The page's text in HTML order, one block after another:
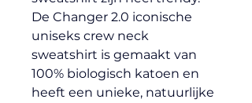
De Changer 2.0 iconische
uniseks crew neck
sweatshirt is gemaakt van
100% biologisch katoen en
heeft een unieke, natuurlijke